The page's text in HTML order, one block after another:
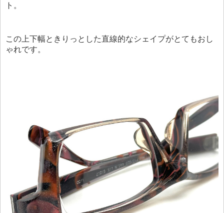
ト。
この上下幅ときりっとした直線的なシェイプがとてもおし
ゃれです。